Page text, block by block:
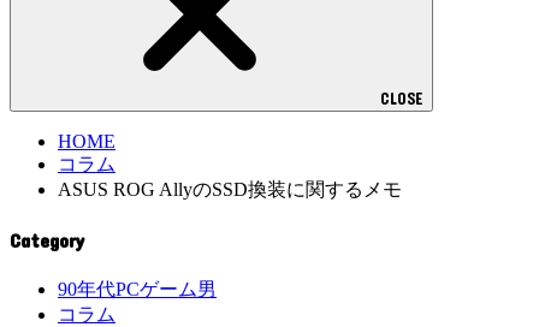
CLOSE
HOME
コラム
ASUS ROG AllyのSSD換装に関するメモ
Category
90年代PCゲーム男
コラム